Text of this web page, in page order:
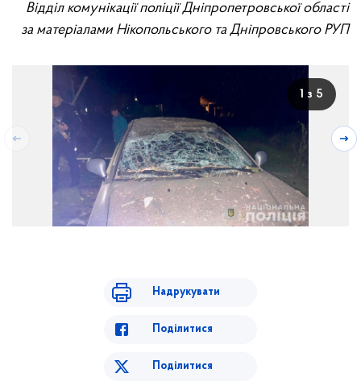
Відділ комунікації поліції Дніпропетровської області
за матеріалами Нікопольського та Дніпровського РУП
1 з 5
Надрукувати
Поділитися
Поділитися